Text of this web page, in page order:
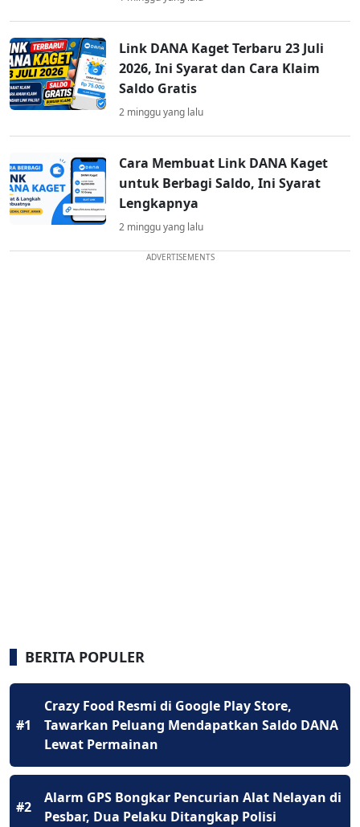
Link DANA Kaget Terbaru 23 Juli
2026, Ini Syarat dan Cara Klaim
Saldo Gratis
2 minggu yang lalu
Cara Membuat Link DANA Kaget
untuk Berbagi Saldo, Ini Syarat
Lengkapnya
2 minggu yang lalu
ADVERTISEMENTS
BERITA POPULER
#1
Crazy Food Resmi di Google Play Store,
Tawarkan Peluang Mendapatkan Saldo DANA
Lewat Permainan
#2
Alarm GPS Bongkar Pencurian Alat Nelayan di
Pesbar, Dua Pelaku Ditangkap Polisi